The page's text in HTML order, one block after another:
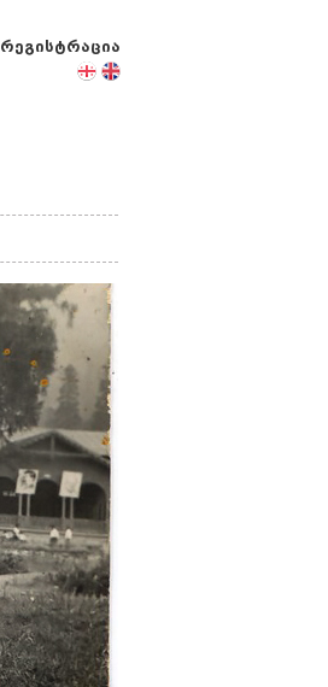
რეგისტრაცია